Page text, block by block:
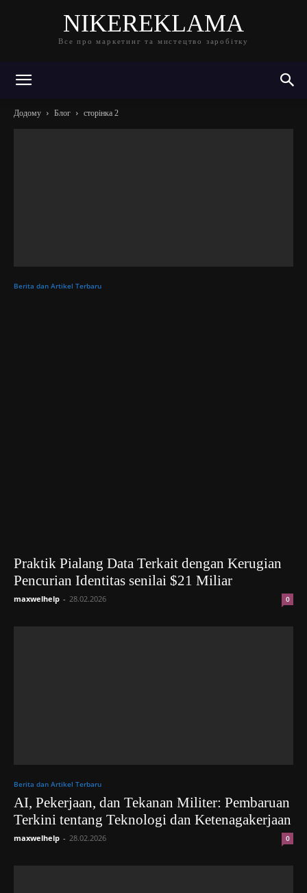
NIKEREKLAMA
Все про маркетинг та мистецтво заробітку
Додому Блог сторінка 2
Berita dan Artikel Terbaru
Praktik Pialang Data Terkait dengan Kerugian
Pencurian Identitas senilai $21 Miliar
maxwelhelp - 28.02.2026 0
Berita dan Artikel Terbaru
AI, Pekerjaan, dan Tekanan Militer: Pembaruan
Terkini tentang Teknologi dan Ketenagakerjaan
maxwelhelp - 28.02.2026 0